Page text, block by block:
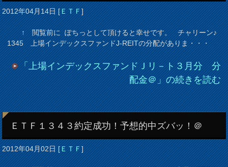
2012年04月14日[ＥＴＦ]
↑ 閲覧前に ぽちっとして頂けると幸せです。 チャリーン♪
1345 上場インデックスファンドJ-REITの分配がありま・・・
「上場インデックスファンドＪリ－ト３月分 分
配金＠」の続きを読む
ＥＴＦ１３４３約定成功！予想的中ズバッ！＠
2012年04月02日[ＥＴＦ]